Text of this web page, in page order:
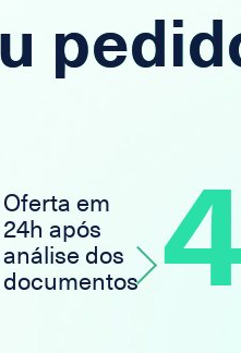
Oferta em
24h após
análise dos
documentos